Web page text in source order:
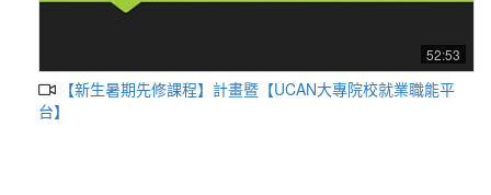
52:53
【新生暑期先修課程】計畫暨【UCAN大專院校就業職能平
台】